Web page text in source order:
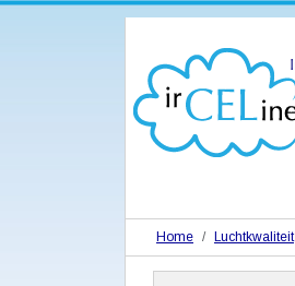
Home Luchtkwaliteit